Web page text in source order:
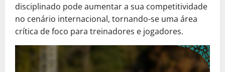
disciplinado pode aumentar a sua competitividade
no cenário internacional, tornando-se uma área
crítica de foco para treinadores e jogadores.